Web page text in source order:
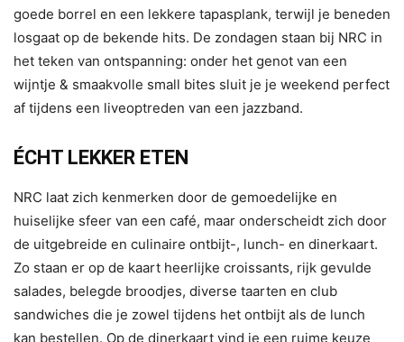
goede borrel en een lekkere tapasplank, terwijl je beneden
losgaat op de bekende hits. De zondagen staan bij NRC in
het teken van ontspanning: onder het genot van een
wijntje & smaakvolle small bites sluit je je weekend perfect
af tijdens een liveoptreden van een jazzband.
ÉCHT LEKKER ETEN
NRC laat zich kenmerken door de gemoedelijke en
huiselijke sfeer van een café, maar onderscheidt zich door
de uitgebreide en culinaire ontbijt-, lunch- en dinerkaart.
Zo staan er op de kaart heerlijke croissants, rijk gevulde
salades, belegde broodjes, diverse taarten en club
sandwiches die je zowel tijdens het ontbijt als de lunch
kan bestellen. Op de dinerkaart vind je een ruime keuze